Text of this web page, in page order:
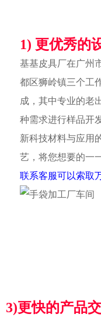
1) 更优秀的
基基皮具厂在广州
都区狮岭镇三个工
成，其中专业的老
种需求进行样品开
新科技材料与应用
艺，将您想要的一
联系客服可以索取
3)更快的产品